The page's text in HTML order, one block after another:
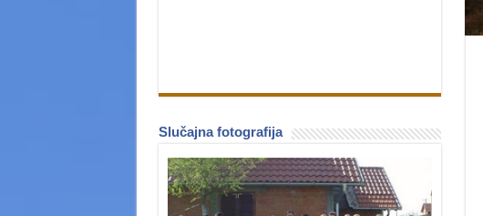
Slučajna fotografija